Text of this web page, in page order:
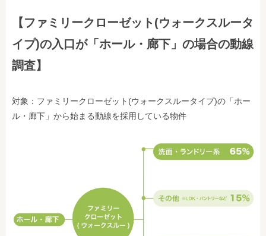
【ファミリークローゼット(ウォークスルータ
イプ)の入口が「ホール・廊下」の場合の動線
調査】
対象：ファミリークローゼット(ウォークスルータイプ)の「ホー
ル・廊下」から始まる動線を採用している物件